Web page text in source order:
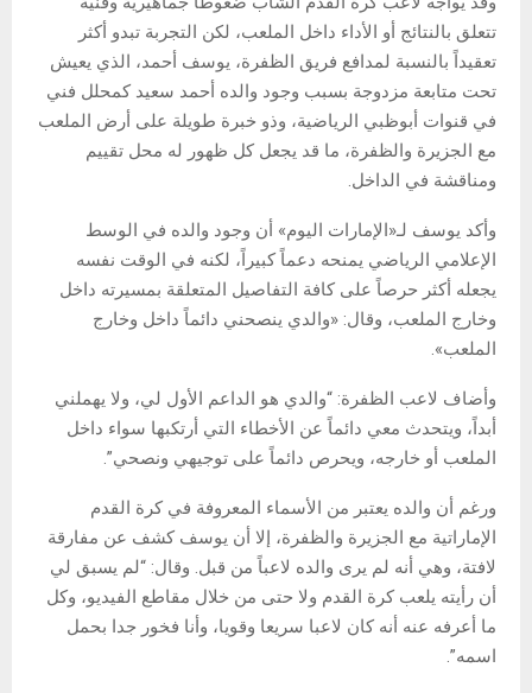
تتعلق بالنتائج أو الأداء داخل الملعب، لكن التجربة تبدو أكثر
تعقيداً بالنسبة لمدافع فريق الظفرة، يوسف أحمد، الذي يعيش
تحت متابعة مزدوجة بسبب وجود والده أحمد سعيد كمحلل فني
في قنوات أبوظبي الرياضية، وذو خبرة طويلة على أرض الملعب
مع الجزيرة والظفرة، ما قد يجعل كل ظهور له محل تقييم
ومناقشة في الداخل.
وأكد يوسف لـ«الإمارات اليوم» أن وجود والده في الوسط
الإعلامي الرياضي يمنحه دعماً كبيراً، لكنه في الوقت نفسه
يجعله أكثر حرصاً على كافة التفاصيل المتعلقة بمسيرته داخل
وخارج الملعب، وقال: «والدي ينصحني دائماً داخل وخارج
الملعب».
وأضاف لاعب الظفرة: “والدي هو الداعم الأول لي، ولا يهملني
أبداً، ويتحدث معي دائماً عن الأخطاء التي أرتكبها سواء داخل
الملعب أو خارجه، ويحرص دائماً على توجيهي ونصحي”.
ورغم أن والده يعتبر من الأسماء المعروفة في كرة القدم
الإماراتية مع الجزيرة والظفرة، إلا أن يوسف كشف عن مفارقة
لافتة، وهي أنه لم يرى والده لاعباً من قبل. وقال: “لم يسبق لي
أن رأيته يلعب كرة القدم ولا حتى من خلال مقاطع الفيديو، وكل
ما أعرفه عنه أنه كان لاعبا سريعا وقويا، وأنا فخور جدا بحمل
اسمه”.